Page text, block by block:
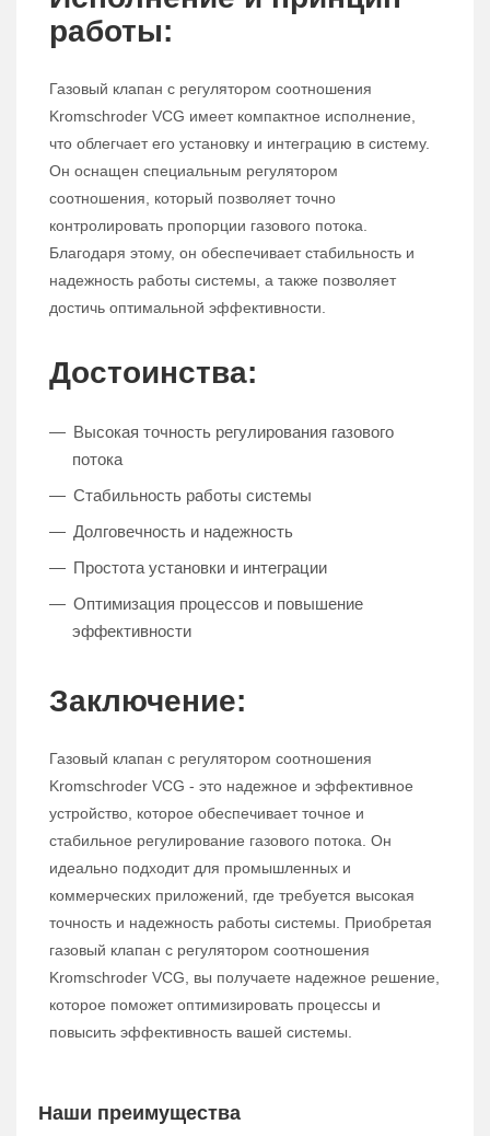
работы:
Газовый клапан с регулятором соотношения
Kromschroder VCG имеет компактное исполнение,
что облегчает его установку и интеграцию в систему.
Он оснащен специальным регулятором
соотношения, который позволяет точно
контролировать пропорции газового потока.
Благодаря этому, он обеспечивает стабильность и
надежность работы системы, а также позволяет
достичь оптимальной эффективности.
Достоинства:
Высокая точность регулирования газового
потока
Стабильность работы системы
Долговечность и надежность
Простота установки и интеграции
Оптимизация процессов и повышение
эффективности
Заключение:
Газовый клапан с регулятором соотношения
Kromschroder VCG - это надежное и эффективное
устройство, которое обеспечивает точное и
стабильное регулирование газового потока. Он
идеально подходит для промышленных и
коммерческих приложений, где требуется высокая
точность и надежность работы системы. Приобретая
газовый клапан с регулятором соотношения
Kromschroder VCG, вы получаете надежное решение,
которое поможет оптимизировать процессы и
повысить эффективность вашей системы.
Наши преимущества